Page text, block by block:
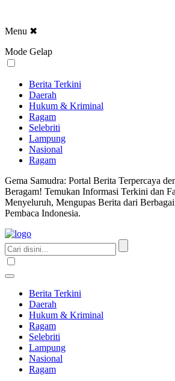
Menu ✖
Mode Gelap
Berita Terkini
Daerah
Hukum & Kriminal
Ragam
Selebriti
Lampung
Nasional
Ragam
Gema Samudra: Portal Berita Terpercaya
Beragam! Temukan Informasi Terkini dan
Menyeluruh, Mengupas Berita dari
Pembaca Indonesia.
Berita Terkini
Daerah
Hukum & Kriminal
Ragam
Selebriti
Lampung
Nasional
Ragam